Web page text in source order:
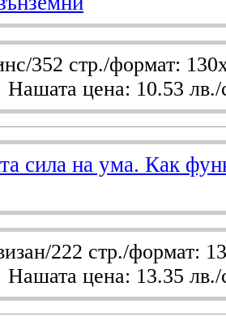
352 стр./формат:
Нашата цена: 10.53 лв./
сила на ума. Как
222 стр./формат:
Нашата цена: 13.35 лв./